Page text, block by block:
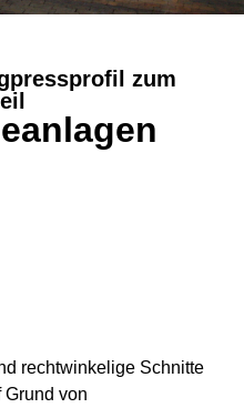
zum
Bauteil
zum
rechtwinkelige Schnitte
Grund von